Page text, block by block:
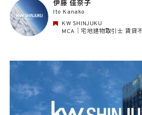
することについて同意を撤回し又は異議を述べた場合には、
該第三者に通知するものとします。
3. 個人情報利用目的の変更
4. 個人情報利用の制限
4.1 当社は、個人情報保護法その他の法令により許容される
ず、利用目的の達成に必要な範囲を超えて個人情報を取り扱
この限りではありません。
(1) 法令に基づく場合
(2) 人の生命、身体又は財産の保護のために必要がある場
伊藤 佳奈子
Ito Kanako
KW SHINJUKU
MCA｜宅地建物取引士 賃貸